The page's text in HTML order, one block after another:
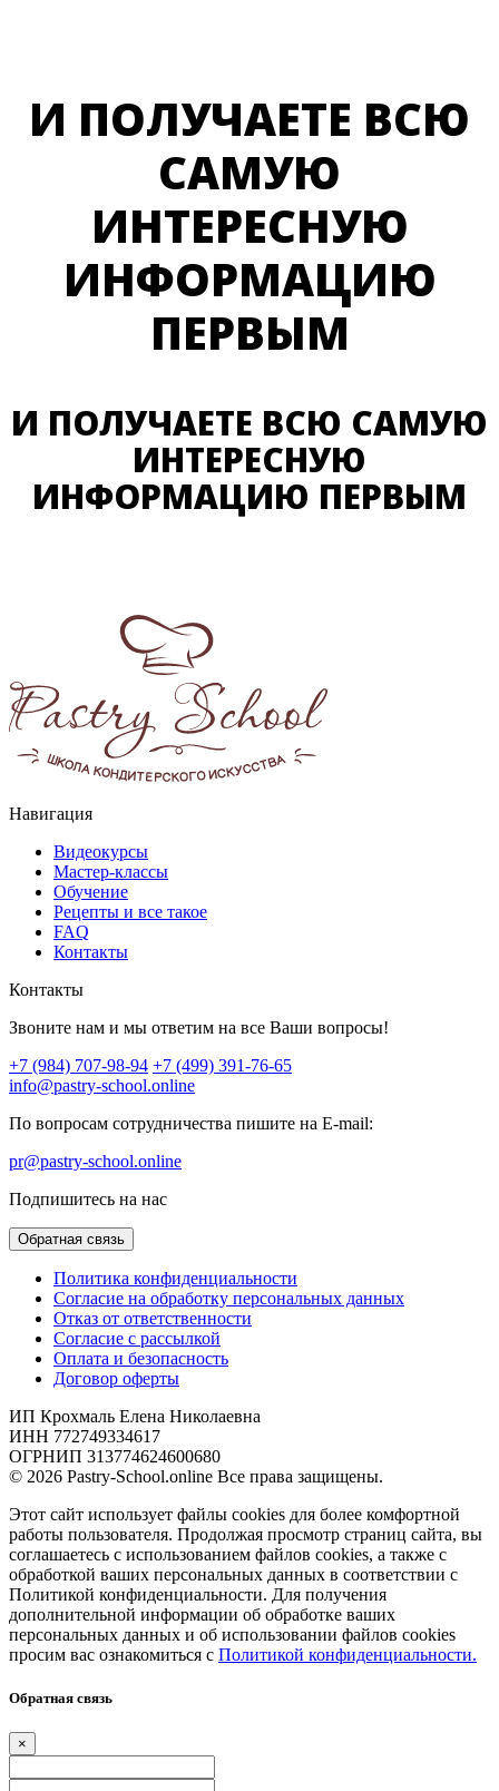
И ПОЛУЧАЕТЕ ВСЮ
САМУЮ
ИНТЕРЕСНУЮ
ИНФОРМАЦИЮ
ПЕРВЫМ
И ПОЛУЧАЕТЕ ВСЮ САМУЮ
ИНТЕРЕСНУЮ
ИНФОРМАЦИЮ ПЕРВЫМ
Навигация
Видеокурсы
Мастер-классы
Обучение
Рецепты и все такое
FAQ
Контакты
Контакты
Звоните нам и мы ответим на все Ваши вопросы!
+7 (984) 707-98-94 +7 (499) 391-76-65
info@pastry-school.online
По вопросам сотрудничества пишите на E-mail:
pr@pastry-school.online
Подпишитесь на нас
Обратная связь
Политика конфиденциальности
Согласие на обработку персональных данных
Отказ от ответственности
Согласие с рассылкой
Оплата и безопасность
Договор оферты
ИП Крохмаль Елена Николаевна
ИНН 772749334617
ОГРНИП 313774624600680
© 2026 Pastry-School.online Все права защищены.
Этот сайт использует файлы cookies для более комфортной
работы пользователя. Продолжая просмотр страниц сайта, вы
соглашаетесь с использованием файлов cookies, а также с
обработкой ваших персональных данных в соответствии с
Политикой конфиденциальности. Для получения
дополнительной информации об обработке ваших
персональных данных и об использовании файлов cookies
просим вас ознакомиться с Политикой конфиденциальности.
Обратная связь
×